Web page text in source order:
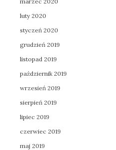
luty 2020
styczeń 2020
grudzień 2019
listopad 2019
październik 2019
wrzesień 2019
sierpień 2019
lipiec 2019
czerwiec 2019
maj 2019